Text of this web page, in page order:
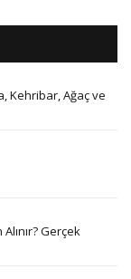
Kehribar, Ağaç ve
Gerçek